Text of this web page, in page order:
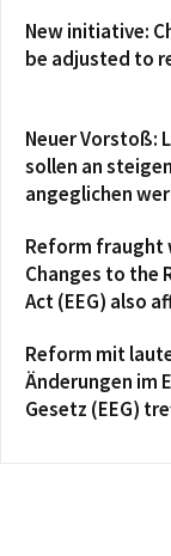
New initiative:
be adjusted to
Neuer Vorstoß:
sollen an
angeglichen
Reform fraught
Changes to the
Act (EEG) also
Reform mit
Änderungen im
Gesetz (EEG)